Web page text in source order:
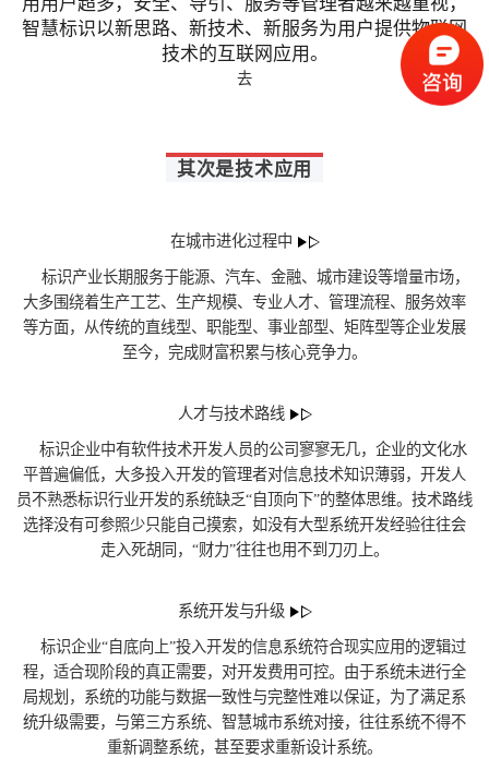
智慧标识以新思路、新技术、新服务为用户提供物联网
技术的互联网应用。
去
其次是技术应用
在城市进化过程中
标识产业长期服务于能源、汽车、金融、城市建设等增量市场，
大多围绕着生产工艺、生产规模、专业人才、管理流程、服务效率
等方面，从传统的直线型、职能型、事业部型、矩阵型等企业发展
至今，完成财富积累与核心竞争力。
人才与技术路线
标识企业中有软件技术开发人员的公司寥寥无几，企业的文化水
平普遍偏低，大多投入开发的管理者对信息技术知识薄弱，开发人
员不熟悉标识行业开发的系统缺乏“自顶向下”的整体思维。技术路线
选择没有可参照少只能自己摸索，如没有大型系统开发经验往往会
走入死胡同，“财力”往往也用不到刀刃上。
系统开发与升级
标识企业“自底向上”投入开发的信息系统符合现实应用的逻辑过
程，适合现阶段的真正需要，对开发费用可控。由于系统未进行全
局规划，系统的功能与数据一致性与完整性难以保证，为了满足系
统升级需要，与第三方系统、智慧城市系统对接，往往系统不得不
重新调整系统，甚至要求重新设计系统。